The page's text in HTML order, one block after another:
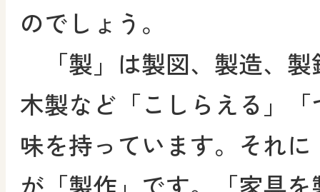
のでしょう。
「製」は製図、製造、製
木製など「こしらえる」
味を持っています。それ